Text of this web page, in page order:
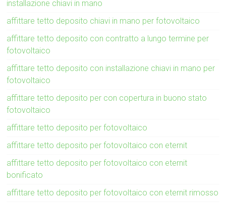
installazione chiavi in mano
affittare tetto deposito chiavi in mano per fotovoltaico
affittare tetto deposito con contratto a lungo termine per
fotovoltaico
affittare tetto deposito con installazione chiavi in mano per
fotovoltaico
affittare tetto deposito per con copertura in buono stato
fotovoltaico
affittare tetto deposito per fotovoltaico
affittare tetto deposito per fotovoltaico con eternit
affittare tetto deposito per fotovoltaico con eternit
bonificato
affittare tetto deposito per fotovoltaico con eternit rimosso